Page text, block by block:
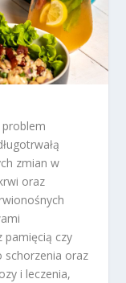
zmian w
oraz
pamięcią czy
schorzenia oraz
i leczenia,